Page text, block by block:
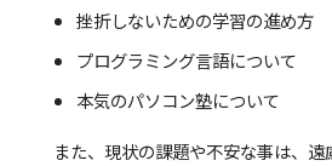
挫折しないための学習の進め方
プログラミング言語について
本気のパソコン塾について
また、現状の課題や不安な事は、遠